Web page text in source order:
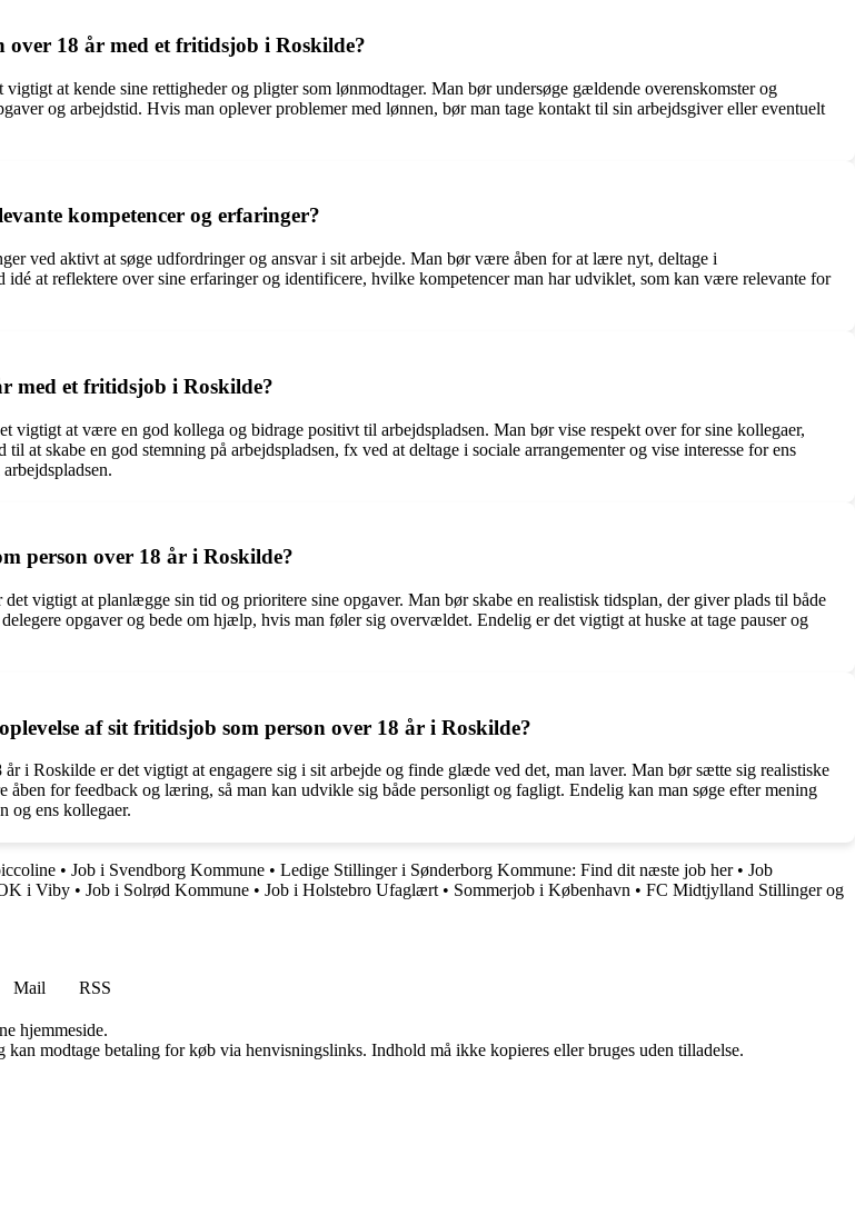
18 år med et fritidsjob i Roskilde?
at kende sine rettigheder og pligter som lønmodtager. Man bør undersøge gældende overenskomster og
og arbejdstid. Hvis man oplever problemer med lønnen, bør man tage kontakt til sin arbejdsgiver eller eventuelt
kompetencer og erfaringer?
ved aktivt at søge udfordringer og ansvar i sit arbejde. Man bør være åben for at lære nyt, deltage i
at reflektere over sine erfaringer og identificere, hvilke kompetencer man har udviklet, som kan være relevante for
med et fritidsjob i Roskilde?
vigtigt at være en god kollega og bidrage positivt til arbejdspladsen. Man bør vise respekt over for sine kollegaer,
skabe en god stemning på arbejdspladsen, fx ved at deltage i sociale arrangementer og vise interesse for ens
person over 18 år i Roskilde?
vigtigt at planlægge sin tid og prioritere sine opgaver. Man bør skabe en realistisk tidsplan, der giver plads til både
opgaver og bede om hjælp, hvis man føler sig overvældet. Endelig er det vigtigt at huske at tage pauser og
af sit fritidsjob som person over 18 år i Roskilde?
i Roskilde er det vigtigt at engagere sig i sit arbejde og finde glæde ved det, man laver. Man bør sætte sig realistiske
for feedback og læring, så man kan udvikle sig både personligt og fagligt. Endelig kan man søge efter mening
og ens kollegaer.
• Job i Svendborg Kommune • Ledige Stillinger i Sønderborg Kommune: Find dit næste job her• Job
i Viby • Job i Solrød Kommune • Job i Holstebro Ufaglært • Sommerjob i København • FC Midtjylland Stillinger og
Mail
RSS
hjemmeside.
modtage betaling for køb via henvisningslinks. Indhold må ikke kopieres eller bruges uden tilladelse.